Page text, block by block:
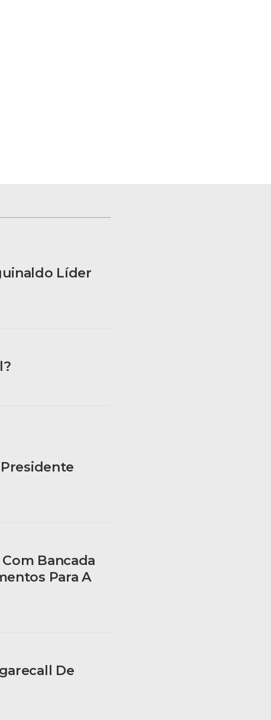
Líder
Bancada
Para A
De